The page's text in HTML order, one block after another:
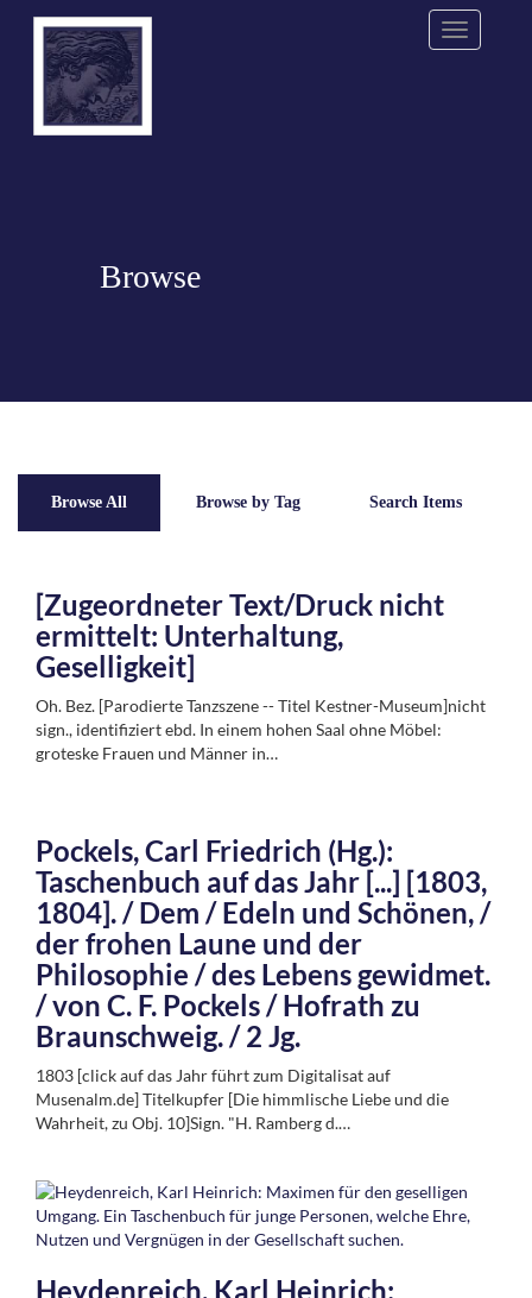
Menu
Browse
Browse All Browse by Tag Search Items
[Zugeordneter Text/Druck nicht
ermittelt: Unterhaltung,
Geselligkeit]
Oh. Bez. [Parodierte Tanzszene -- Titel Kestner-Museum]nicht
sign., identifiziert ebd. In einem hohen Saal ohne Möbel:
groteske Frauen und Männer in…
Pockels, Carl Friedrich (Hg.):
Taschenbuch auf das Jahr [...] [1803,
1804]. / Dem / Edeln und Schönen, /
der frohen Laune und der
Philosophie / des Lebens gewidmet.
/ von C. F. Pockels / Hofrath zu
Braunschweig. / 2 Jg.
1803 [click auf das Jahr führt zum Digitalisat auf
Musenalm.de] Titelkupfer [Die himmlische Liebe und die
Wahrheit, zu Obj. 10]Sign. "H. Ramberg d.…
Heydenreich, Karl Heinrich: